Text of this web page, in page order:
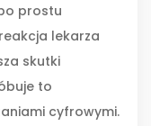
prostu
lekarza
skutki
to
cyfrowymi.